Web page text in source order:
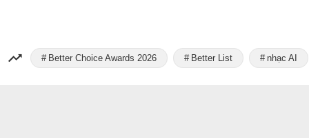
Better Choice Awards 2026 Better List nhạc AI